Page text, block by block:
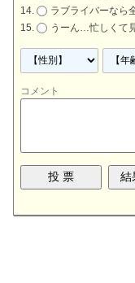
ラブライバーなら
うーん…忙しくて
コメント